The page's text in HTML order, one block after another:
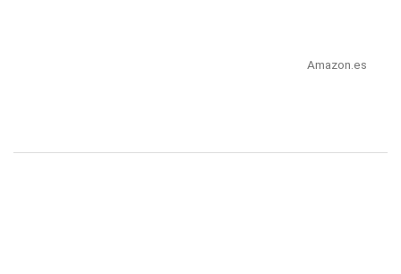
Amazon.es